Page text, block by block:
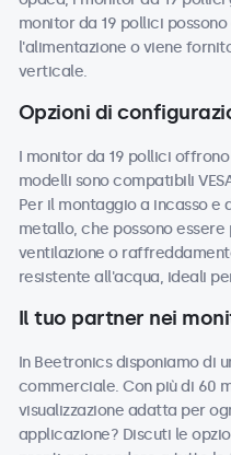
monitor da 19 pollici
l'alimentazione o viene
verticale.
Opzioni di
I monitor da 19 pollici
modelli sono compatibili
Per il montaggio a incasso e
metallo, che possono
ventilazione o
resistente all'acqua, ideali
Il tuo partner nei
In Beetronics disponiamo di
commerciale. Con più di 60
visualizzazione adatta per
applicazione? Discuti le